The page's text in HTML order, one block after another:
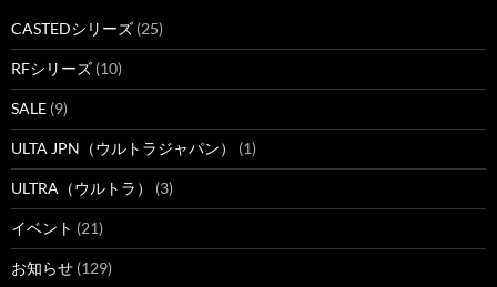
CASTEDシリーズ (25)
RFシリーズ (10)
SALE (9)
ULTA JPN（ウルトラジャパン） (1)
ULTRA（ウルトラ） (3)
イベント (21)
お知らせ (129)